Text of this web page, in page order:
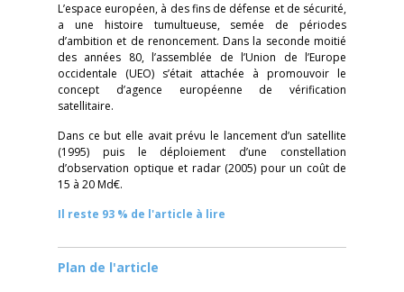
L’espace européen, à des fins de défense et de sécurité,
a une histoire tumultueuse, semée de périodes
d’ambition et de renoncement. Dans la seconde moitié
des années 80, l’assemblée de l’Union de l’Europe
occidentale (UEO) s’était attachée à promouvoir le
concept d’agence européenne de vérification
satellitaire.
Dans ce but elle avait prévu le lancement d’un satellite
(1995) puis le déploiement d’une constellation
d’observation optique et radar (2005) pour un coût de
15 à 20 Md€.
Il reste 93 % de l'article à lire
Plan de l'article